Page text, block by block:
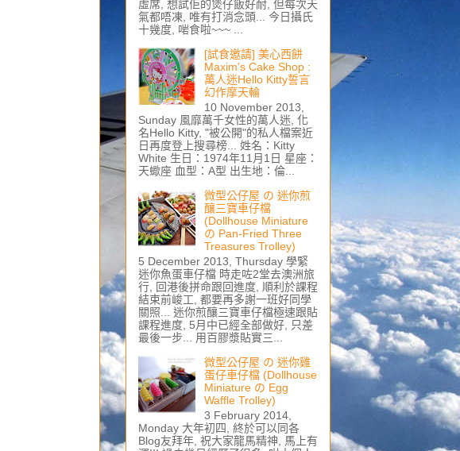
虛席, 想試佢的煲仔飯好耐, 但每次天
氣都唔凍, 唯有打消念頭... 今日攝氏
十幾度, 啱食啦~~~ ...
[試食邀請] 美心西餅
Maxim's Cake Shop :
萬人迷Hello Kitty誓言
幻作摩天輪
10 November 2013,
Sunday 風靡萬千女性的萬人迷, 化
名Hello Kitty, "被公開"的私人檔案近
日再度登上搜尋榜... 姓名：Kitty
White 生日：1974年11月1日 星座：
天蠍座 血型：A型 出生地：倫...
微型公仔屋 の 迷你煎
釀三寶車仔檔
(Dollhouse Miniature
の Pan-Fried Three
Treasures Trolley)
5 December 2013, Thursday 學緊
迷你魚蛋車仔檔 時走咗2堂去澳洲旅
行, 回港後拼命跟回進度, 順利於課程
結束前峻工, 都要再多謝一班好同學
關照... 迷你煎釀三寶車仔檔極速跟貼
課程進度, 5月中已經全部做好, 只差
最後一步... 用百膠漿貼實三...
微型公仔屋 の 迷你雞
蛋仔車仔檔 (Dollhouse
Miniature の Egg
Waffle Trolley)
3 February 2014,
Monday 大年初四, 終於可以同各
Blog友拜年, 祝大家龍馬精神, 馬上有